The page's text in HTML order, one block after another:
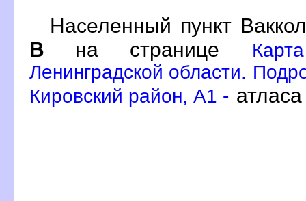
Населенный пункт
на странице
Ленинградской области.
Кировский район, A1 -